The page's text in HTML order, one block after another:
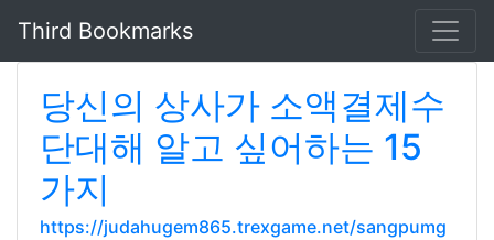
Third Bookmarks
당신의 상사가 소액결제수
단대해 알고 싶어하는 15
가지
https://judahugem865.trexgame.net/sangpumg